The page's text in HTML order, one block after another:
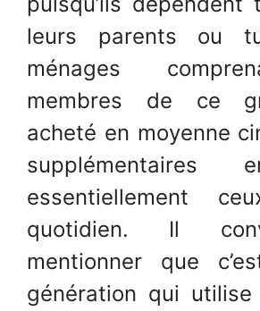
leurs parents ou
ménages
membres de ce
acheté en moyenne
supplémentaires
essentiellement
quotidien. Il
mentionner que
génération qui